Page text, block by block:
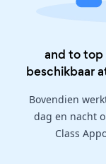
and to top
beschikbaar
Bovendien
dag en nacht
Class